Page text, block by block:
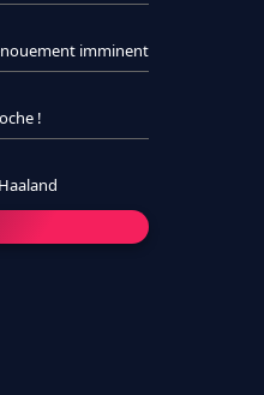
imminent
!